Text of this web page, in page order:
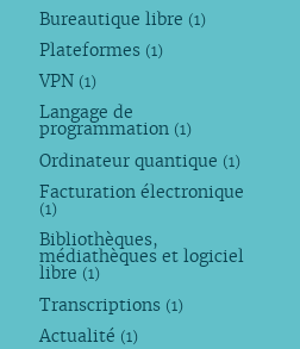
Bureautique libre (1)
Plateformes (1)
VPN (1)
Langage de
programmation (1)
Ordinateur quantique (1)
Facturation électronique
(1)
Bibliothèques,
médiathèques et logiciel
libre (1)
Transcriptions (1)
Actualité (1)